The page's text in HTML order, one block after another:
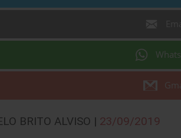
BRITO ALVISO | 23/09/2019